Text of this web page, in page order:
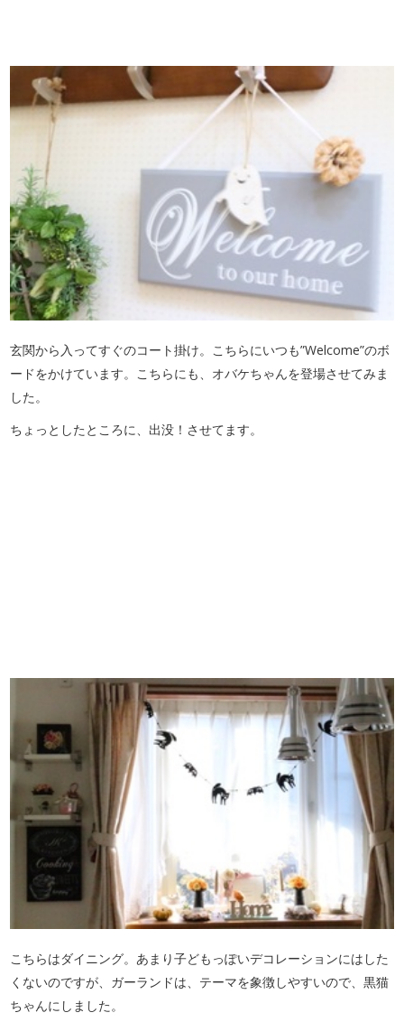
玄関から入ってすぐのコート掛け。こちらにいつも”Welcome”のボ
ードをかけています。こちらにも、オバケちゃんを登場させてみま
した。
ちょっとしたところに、出没！させてます。
こちらはダイニング。あまり子どもっぽいデコレーションにはした
くないのですが、ガーランドは、テーマを象徴しやすいので、黒猫
ちゃんにしました。